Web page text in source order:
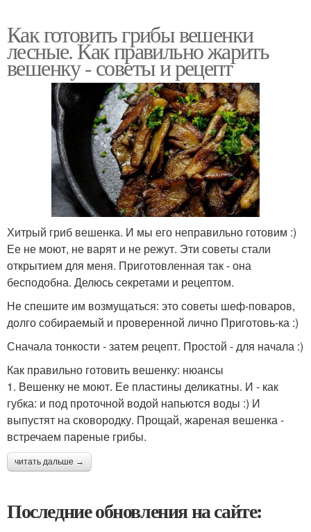
Как готовить грибы вешенки
лесные. Как правильно жарить
вешенку - советы и рецепт
Хитрый гриб вешенка. И мы его неправильно готовим :)
Ее не моют, не варят и не режут. Эти советы стали
открытием для меня. Приготовленная так - она
бесподобна. Делюсь секретами и рецептом.
Не спешите им возмущаться: это советы шеф-поваров,
долго собираемый и проверенной лично Приготовь-ка :)
Сначала тонкости - затем рецепт. Простой - для начала :)
Как правильно готовить вешенку: нюансы
1. Вешенку не моют. Ее пластины деликатны. И - как
губка: и под проточной водой напьются воды :) И
выпустят на сковородку. Прощай, жареная вешенка -
встречаем пареные грибы.
читать дальше →
Последние обновления на сайте: